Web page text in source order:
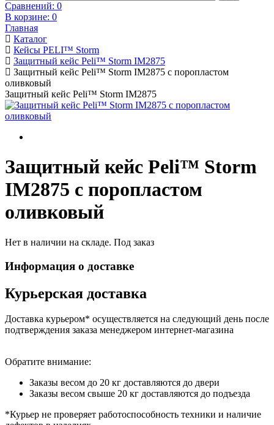
Сравнений: 0
В корзине: 0
Главная
Каталог
Кейсы PELI™ Storm
Защитный кейс Peli™ Storm IM2875
Защитный кейс Peli™ Storm IM2875 с поропластом
оливковый
Защитный кейс Peli™ Storm IM2875
Защитный кейс Peli™ Storm
IM2875 с поропластом
оливковый
Нет в наличии на складе. Под заказ
Информация о доставке
Курьерская доставка
Доставка курьером* осуществляется на следующий день после
подтверждения заказа менеджером интернет-магазина
Обратите внимание:
Заказы весом до 20 кг доставляются до двери
Заказы весом свыше 20 кг доставляются до подъезда
*Курьер не проверяет работоспособность техники и наличие